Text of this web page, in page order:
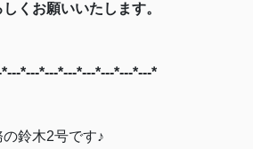
くお願いいたします。
*---*---*---*---*---*---*---*
鈴木2号です♪